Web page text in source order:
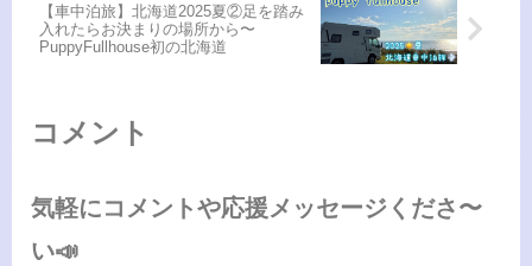
【車中泊旅】北海道2025夏②足を踏み
入れたらお決まりの場所から〜
PuppyFullhouse初の北海道
コメント
気軽にコメントや応援メッセージくださ〜
い📣